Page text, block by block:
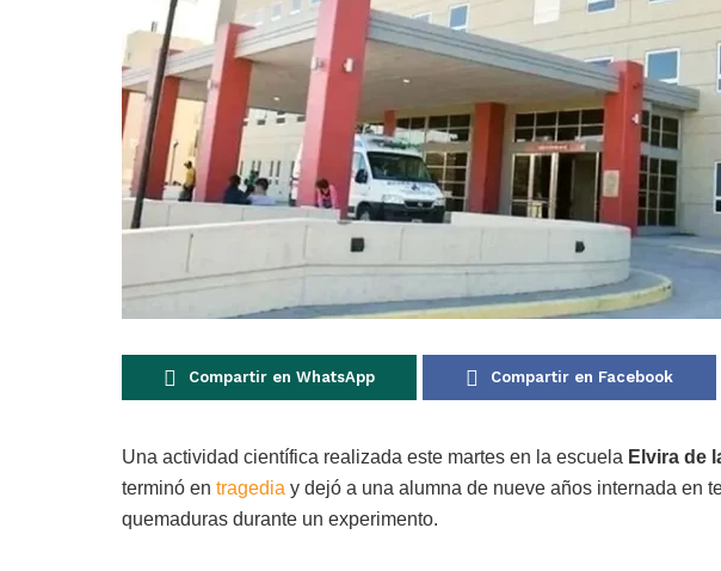
Compartir en WhatsApp Compartir en Facebook
Una actividad científica realizada este martes en la escuela Elvira de
terminó en tragedia y dejó a una alumna de nueve años internada en
quemaduras durante un experimento.